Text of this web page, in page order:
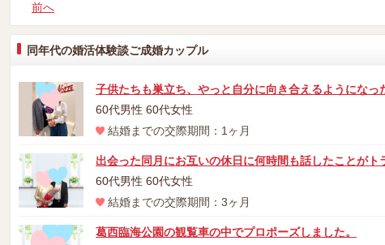
前へ
同年代の婚活体験談ご成婚カップル
子供たちも巣立ち、やっと自分に向き合えるようにな
60代男性 60代女性
結婚までの交際期間：1ヶ月
出会った同月にお互いの休日に何時間も話したことがト
60代男性 60代女性
結婚までの交際期間：3ヶ月
葛西臨海公園の観覧車の中でプロポーズしました。